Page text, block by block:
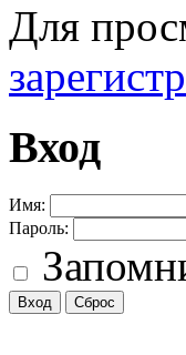
Для
Вход
Имя:
Пароль: